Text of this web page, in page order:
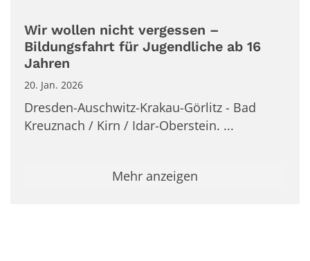
Wir wollen nicht vergessen –
Bildungsfahrt für Jugendliche ab 16
Jahren
20. Jan. 2026
Dresden-Auschwitz-Krakau-Görlitz - Bad
Kreuznach / Kirn / Idar-Oberstein. ...
Mehr anzeigen